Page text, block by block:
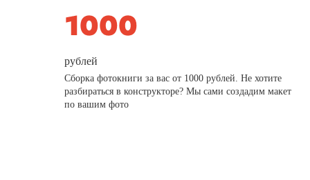
рублей
Сборка фотокниги за вас от 1000 рублей. Не хотите
разбираться в конструкторе? Мы сами создадим макет
по вашим фото